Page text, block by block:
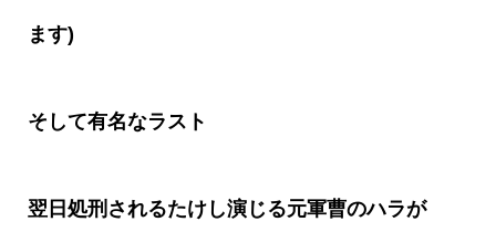
ます)
そして有名なラスト
翌日処刑されるたけし演じる元軍曹のハラが